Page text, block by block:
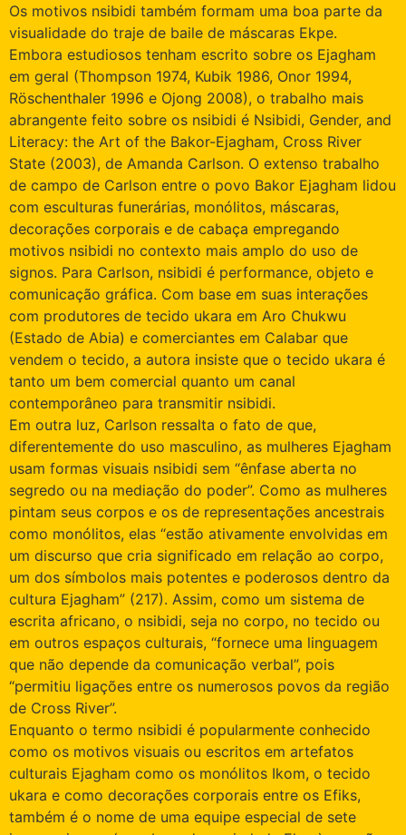
Os motivos nsibidi também formam uma boa parte da
visualidade do traje de baile de máscaras Ekpe.
Embora estudiosos tenham escrito sobre os Ejagham
em geral (Thompson 1974, Kubik 1986, Onor 1994,
Röschenthaler 1996 e Ojong 2008), o trabalho mais
abrangente feito sobre os nsibidi é Nsibidi, Gender, and
Literacy: the Art of the Bakor-Ejagham, Cross River
State (2003), de Amanda Carlson. O extenso trabalho
de campo de Carlson entre o povo Bakor Ejagham lidou
com esculturas funerárias, monólitos, máscaras,
decorações corporais e de cabaça empregando
motivos nsibidi no contexto mais amplo do uso de
signos. Para Carlson, nsibidi é performance, objeto e
comunicação gráfica. Com base em suas interações
com produtores de tecido ukara em Aro Chukwu
(Estado de Abia) e comerciantes em Calabar que
vendem o tecido, a autora insiste que o tecido ukara é
tanto um bem comercial quanto um canal
contemporâneo para transmitir nsibidi.
Em outra luz, Carlson ressalta o fato de que,
diferentemente do uso masculino, as mulheres Ejagham
usam formas visuais nsibidi sem “ênfase aberta no
segredo ou na mediação do poder”. Como as mulheres
pintam seus corpos e os de representações ancestrais
como monólitos, elas “estão ativamente envolvidas em
um discurso que cria significado em relação ao corpo,
um dos símbolos mais potentes e poderosos dentro da
cultura Ejagham” (217). Assim, como um sistema de
escrita africano, o nsibidi, seja no corpo, no tecido ou
em outros espaços culturais, “fornece uma linguagem
que não depende da comunicação verbal”, pois
“permitiu ligações entre os numerosos povos da região
de Cross River”.
Enquanto o termo nsibidi é popularmente conhecido
como os motivos visuais ou escritos em artefatos
culturais Ejagham como os monólitos Ikom, o tecido
ukara e como decorações corporais entre os Efiks,
também é o nome de uma equipe especial de sete